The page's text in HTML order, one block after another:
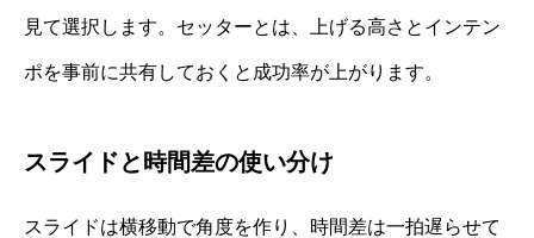
見て選択します。セッターとは、上げる高さとインテン
ポを事前に共有しておくと成功率が上がります。
スライドと時間差の使い分け
スライドは横移動で角度を作り、時間差は一拍遅らせて